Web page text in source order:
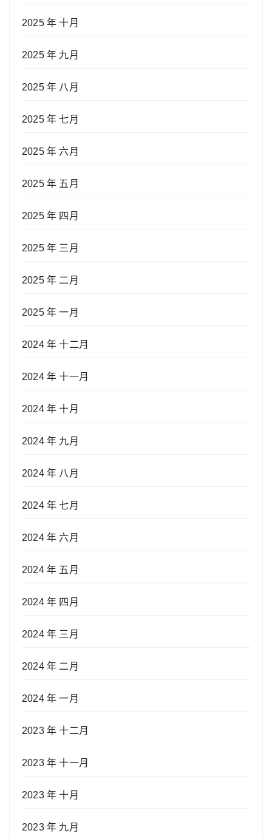
2025 年 十月
2025 年 九月
2025 年 八月
2025 年 七月
2025 年 六月
2025 年 五月
2025 年 四月
2025 年 三月
2025 年 二月
2025 年 一月
2024 年 十二月
2024 年 十一月
2024 年 十月
2024 年 九月
2024 年 八月
2024 年 七月
2024 年 六月
2024 年 五月
2024 年 四月
2024 年 三月
2024 年 二月
2024 年 一月
2023 年 十二月
2023 年 十一月
2023 年 十月
2023 年 九月